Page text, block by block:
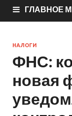
ГЛАВНОЕ
НАЛОГИ
ФНС:
новая